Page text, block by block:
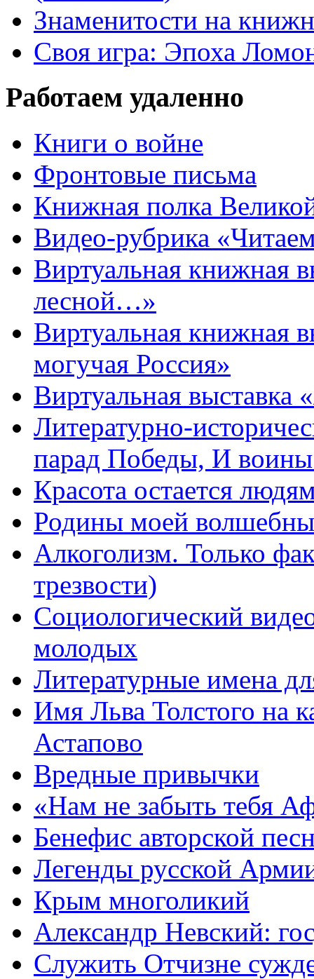
Знаменитости на
Своя игра: Эпоха
Работаем удаленно
Книги о войне
Фронтовые письма
Книжная полка
Видео-рубрика
Виртуальная книжная
лесной…»
Виртуальная книжная
могучая Россия»
Виртуальная
Литературно-
парад Победы, И
Красота остается
Родины моей
Алкоголизм. Только
трезвости)
Социологический
молодых
Литературные имена
Имя Льва Толстого на
Астапово
Вредные привычки
«Нам не забыть тебя
Бенефис авторской
Легенды русской
Крым многоликий
Александр Невский:
Служить Отчизне